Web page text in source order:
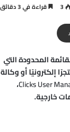
3 قراءة في 3 دقائق
المحدودة التي
إلكترونيًا أو وكالة
Clicks User،
خارجية.